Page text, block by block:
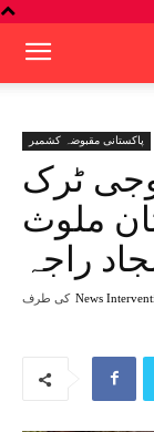
پاکستانی مقبوضہ کشمیر
ٹرک
ملوث
راجہ
کی طرف News